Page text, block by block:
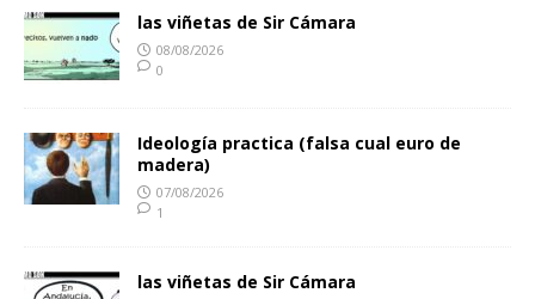
las viñetas de Sir Cámara
08/08/2026
0
Ideología practica (falsa cual euro de
madera)
07/08/2026
1
las viñetas de Sir Cámara